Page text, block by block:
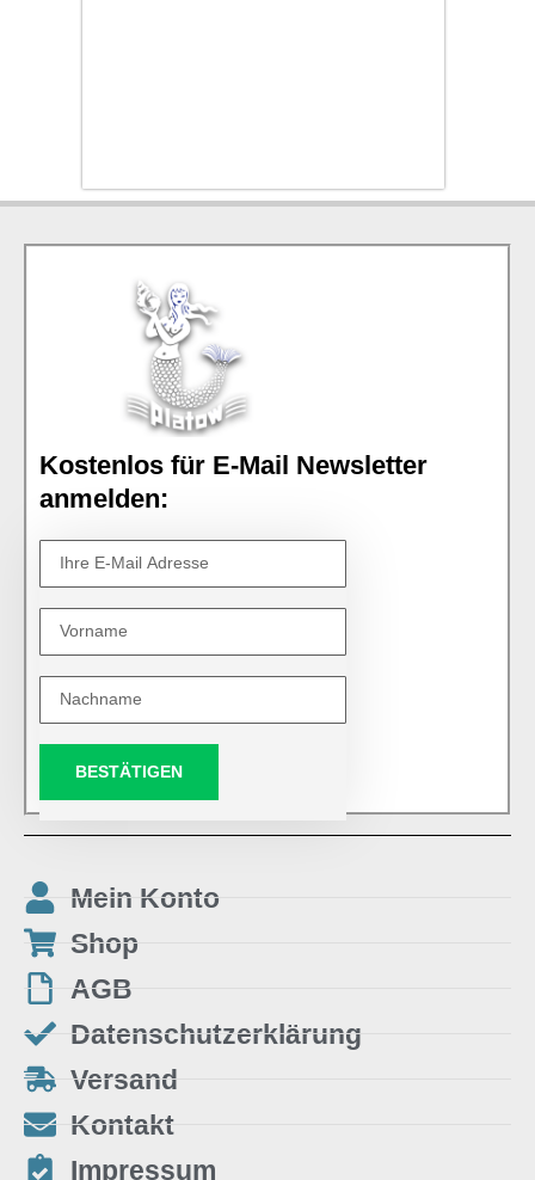
Kostenlos für E-Mail Newsletter
anmelden:
BESTÄTIGEN
Mein Konto
Shop
AGB
Datenschutzerklärung
Versand
Kontakt
Impressum